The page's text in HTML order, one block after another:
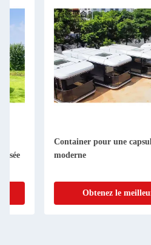
Container pour une capsule spatiale
moderne
Obtenez le meilleur prix